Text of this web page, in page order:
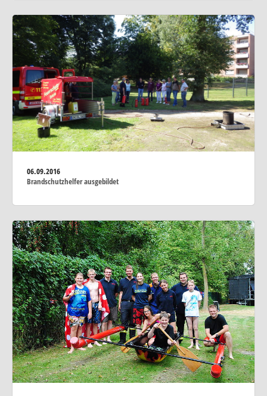
06.09.2016
Brandschutzhelfer ausgebildet